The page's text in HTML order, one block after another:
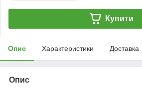
Купити
Опис Характеристики Доставка
Опис